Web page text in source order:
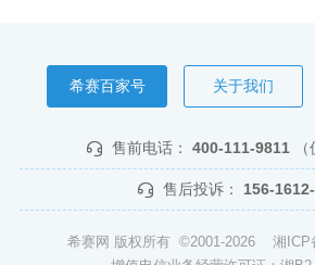
希赛百家号 关于我们
售前电话： 400-111-9811
售后投诉： 156-
希赛网 版权所有 ©2001-2026 湘ICP